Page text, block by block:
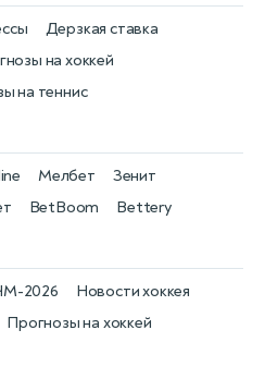
на хоккей
на теннис
Дерзкая ставка
BetBoom
Мелбет
Bettery
Зенит
Новости хоккея
Прогнозы на хоккей
2026